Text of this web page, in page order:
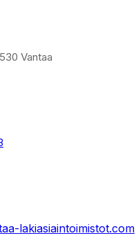
Vantaa
lakiasiaintoimistot.com